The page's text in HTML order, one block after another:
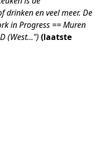
drinken en veel meer. De
in Progress == Muren
(West..."
laatste